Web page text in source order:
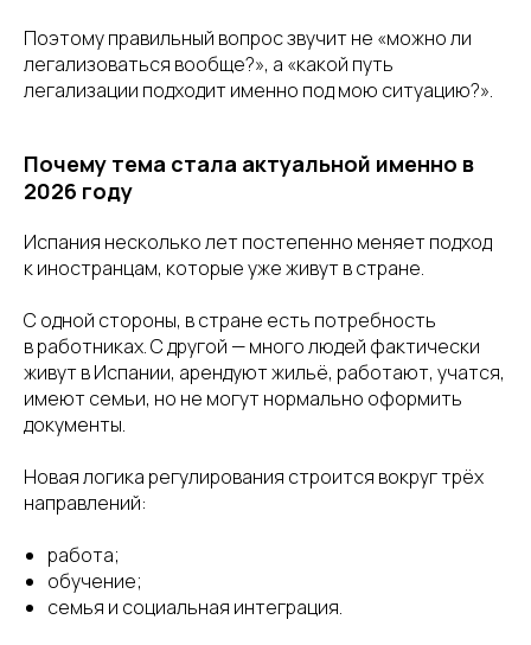
Поэтому правильный вопрос звучит не «можно ли
легализоваться вообще?», а «какой путь
легализации подходит именно под мою ситуацию?».
Почему тема стала актуальной именно в
2026 году
Испания несколько лет постепенно меняет подход
к иностранцам, которые уже живут в стране.
С одной стороны, в стране есть потребность
в работниках. С другой — много людей фактически
живут в Испании, арендуют жильё, работают, учатся,
имеют семьи, но не могут нормально оформить
документы.
Новая логика регулирования строится вокруг трёх
направлений:
работа;
обучение;
семья и социальная интеграция.